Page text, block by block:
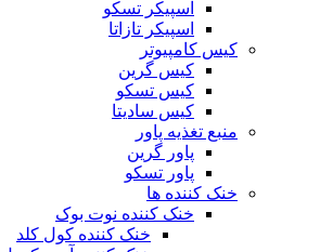
اسپیکر تسکو
اسپیکر تازاتا
کیس کامپیوتر
کیس گرین
کیس تسکو
کیس سادیتا
منبع تغذیه‌ پاور
پاور گرین
پاور تسکو
خنک کننده ها
خنک کننده نوت بوک
خنک کننده کول کلد